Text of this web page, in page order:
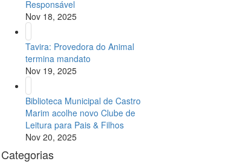
Responsável
Nov 18, 2025
Tavira: Provedora do Animal
termina mandato
Nov 19, 2025
Biblioteca Municipal de Castro
Marim acolhe novo Clube de
Leitura para Pais & Filhos
Nov 20, 2025
Categorias